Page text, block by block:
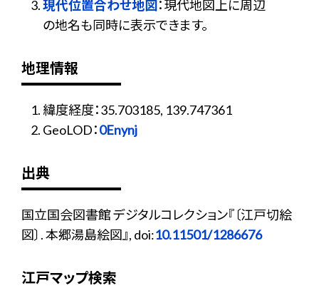
現代位置合わせ地図：現代地図上に周辺
の地名も同時に表示できます。
地理情報
緯度経度：35.703185, 139.747361
GeoLOD：0Enynj
出典
国立国会図書館 デジタルコレクション『〔江戸切絵
図〕. 本郷湯島絵図』, doi:10.11501/1286676
江戸マップ検索